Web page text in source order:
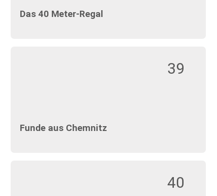
Das 40 Meter-Regal
39
Funde aus Chemnitz
40